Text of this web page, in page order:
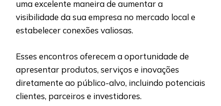
uma excelente maneira de aumentar a
visibilidade da sua empresa no mercado local e
estabelecer conexões valiosas.
Esses encontros oferecem a oportunidade de
apresentar produtos, serviços e inovações
diretamente ao público-alvo, incluindo potenciais
clientes, parceiros e investidores.